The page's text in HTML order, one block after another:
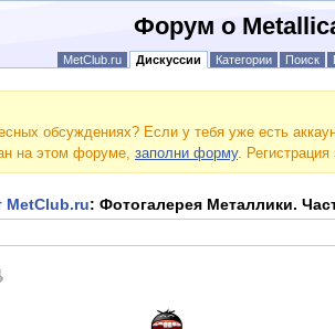
Форум о
MetClub.ru Дискуссии Категории Поиск
обсуждениях? Если у тебя уже есть
на этом форуме, заполни форму. Регистрация
MetClub.ru: Фотогалерея Металлики.